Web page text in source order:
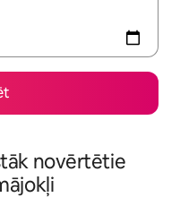
novērtētie